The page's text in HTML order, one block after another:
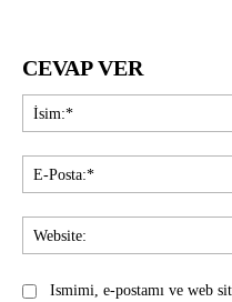
CEVAP VER
Ismimi, e-postamı ve web